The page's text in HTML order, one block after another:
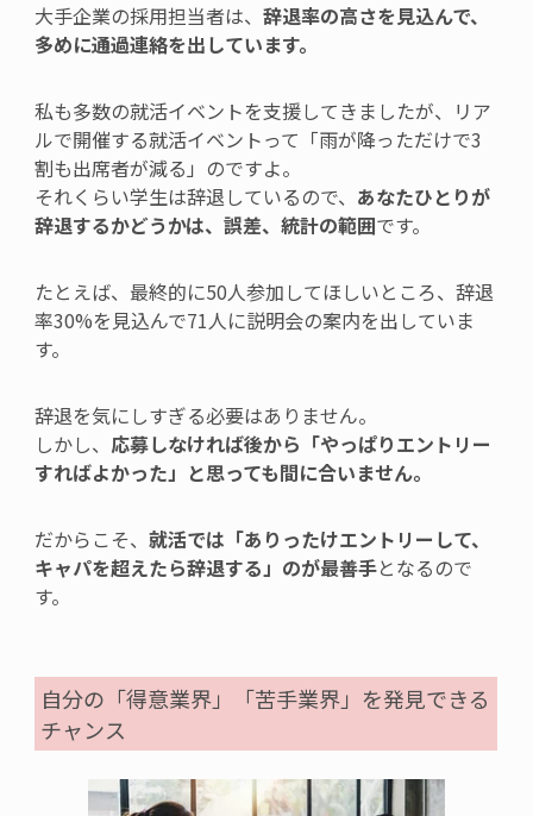
大手企業の採用担当者は、辞退率の高さを見込んで、
多めに通過連絡を出しています。
私も多数の就活イベントを支援してきましたが、リア
ルで開催する就活イベントって「雨が降っただけで3
割も出席者が減る」のですよ。
それくらい学生は辞退しているので、 あなたひとりが
辞退するかどうかは、誤差、統計の範囲です。
たとえば、最終的に50人参加してほしいところ、辞退
率30%を見込んで71人に説明会の案内を出していま
す。
辞退を気にしすぎる必要はありません。
しかし、 応募しなければ後から「やっぱりエントリー
すればよかった」と思っても間に合いません。
だからこそ、就活では「ありったけエントリーして、
キャパを超えたら辞退する」のが最善手となるので
す。
自分の「得意業界」「苦手業界」を発見できる
チャンス